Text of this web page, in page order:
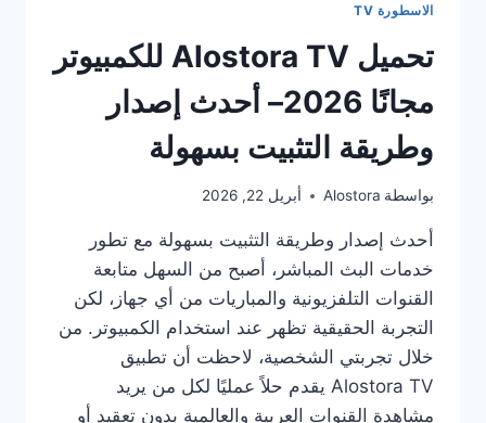
الاسطورة TV
تحميل Alostora TV للكمبيوتر
مجانًا 2026– أحدث إصدار
وطريقة التثبيت بسهولة
بواسطة Alostora أبريل 22, 2026
أحدث إصدار وطريقة التثبيت بسهولة مع تطور
خدمات البث المباشر، أصبح من السهل متابعة
القنوات التلفزيونية والمباريات من أي جهاز، لكن
التجربة الحقيقية تظهر عند استخدام الكمبيوتر. من
خلال تجربتي الشخصية، لاحظت أن تطبيق
Alostora TV يقدم حلاً عمليًا لكل من يريد
مشاهدة القنوات العربية والعالمية بدون تعقيد أو